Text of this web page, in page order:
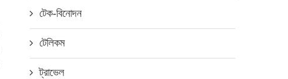
টেক-বিনোদন
টেলিকম
ট্রাভেল